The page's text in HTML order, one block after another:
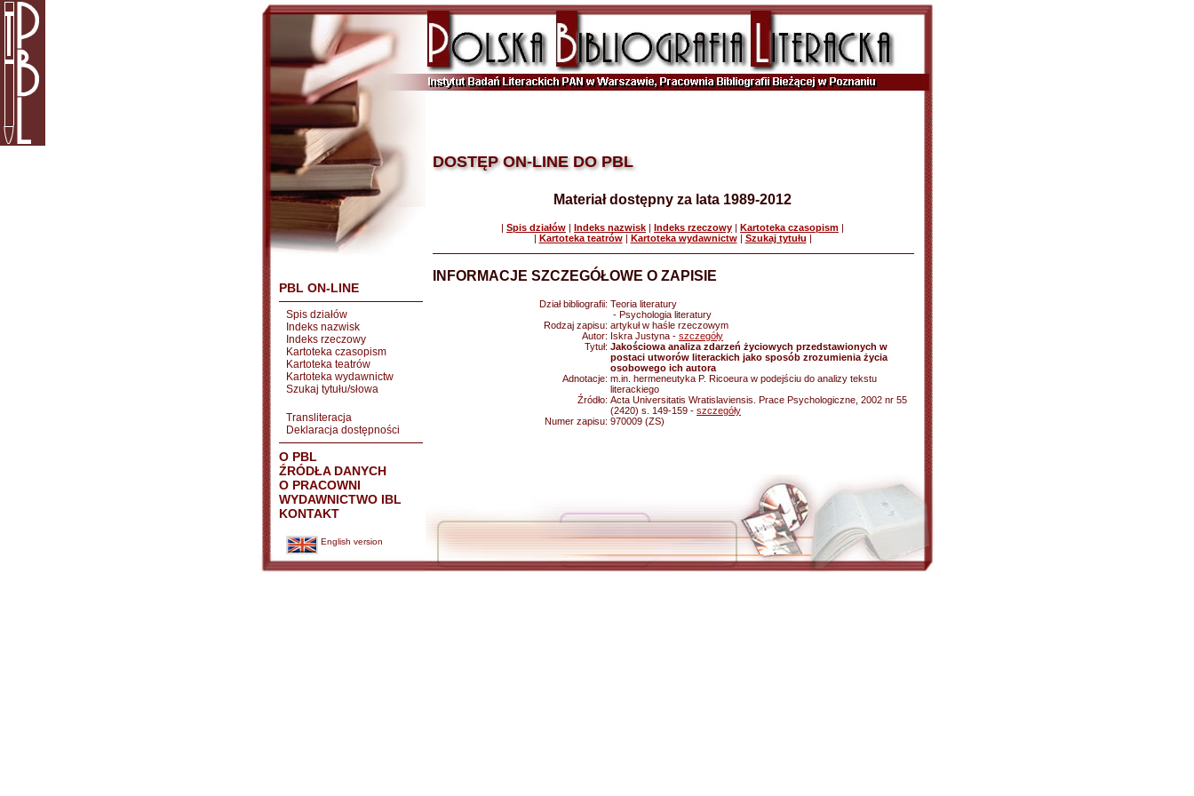
PBL ON-LINE
Spis działów
Indeks nazwisk
Indeks rzeczowy
Kartoteka czasopism
Kartoteka teatrów
Kartoteka wydawnictw
Szukaj tytułu/słowa
Transliteracja
Deklaracja dostępności
O PBL
ŹRÓDŁA DANYCH
O PRACOWNI
WYDAWNICTWO IBL
KONTAKT
English version
DOSTĘP ON-LINE DO PBL
Materiał dostępny za lata 1989-2012
| Spis działów | Indeks nazwisk | Indeks rzeczowy | Kartoteka czasopism |
| Kartoteka teatrów| Kartoteka wydawnictw| Szukaj tytułu |
INFORMACJE SZCZEGÓŁOWE O ZAPISIE
Dział bibliografii: Teoria literatury
- Psychologia literatury
Rodzaj zapisu: artykuł w haśle rzeczowym
Autor: Iskra Justyna - szczegóły
Tytuł: Jakościowa analiza zdarzeń życiowych przedstawionych w
postaci utworów literackich jako sposób zrozumienia życia
osobowego ich autora
Adnotacje: m.in. hermeneutyka P. Ricoeura w podejściu do analizy tekstu
literackiego
Źródło: Acta Universitatis Wratislaviensis. Prace Psychologiczne, 2002 nr 55
(2420) s. 149-159 - szczegóły
Numer zapisu: 970009 (ZS)